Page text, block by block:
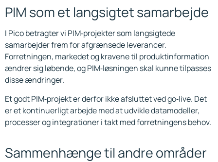
PIM som et langsigtet samarbejde
I Pico betragter vi PIM‑projekter som langsigtede
samarbejder frem for afgrænsede leverancer.
Forretningen, markedet og kravene til produktinformation
ændrer sig løbende, og PIM‑løsningen skal kunne tilpasses
disse ændringer.
Et godt PIM‑projekt er derfor ikke afsluttet ved go‑live. Det
er et kontinuerligt arbejde med at udvikle datamodeller,
processer og integrationer i takt med forretningens behov.
Sammenhænge til andre områder